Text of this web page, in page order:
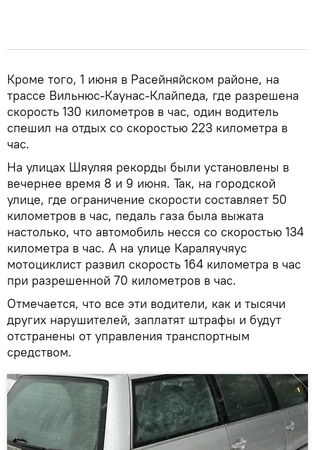
Кроме того, 1 июня в Расейняйском районе, на
трассе Вильнюс-Каунас-Клайпеда, где разрешена
скорость 130 километров в час, один водитель
спешил на отдых со скоростью 223 километра в
час.
На улицах Шяуляя рекорды были установлены в
вечернее время 8 и 9 июня. Так, на городской
улице, где ограничение скорости составляет 50
километров в час, педаль газа была выжата
настолько, что автомобиль несся со скоростью 134
километра в час. А на улице Караляучяус
мотоциклист развил скорость 164 километра в час
при разрешенной 70 километров в час.
Отмечается, что все эти водители, как и тысячи
других нарушителей, заплатят штрафы и будут
отстранены от управления транспортным
средством.